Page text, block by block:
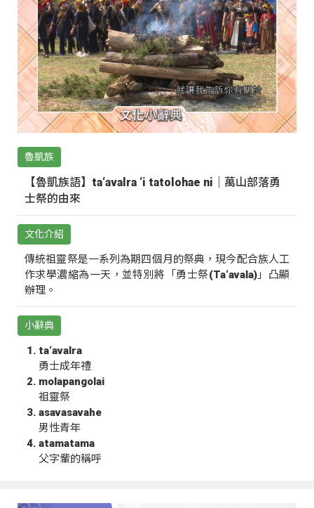
魯凱族
【魯凱族語】ta‘avalra ‘i tatolohae ni｜萬山部落勇
士祭的由來
文化介紹
傳統祖靈祭是一系列為期四個月的祭典，現今配合族人工
作求學濃縮為一天，並特別將「勇士祭(Ta‘avala)」凸顯
辦理。
小辭典
ta‘avalra
勇士成年禮
molapangolai
祖靈祭
asavasavahe
男性青年
atamatama
父字輩的稱呼